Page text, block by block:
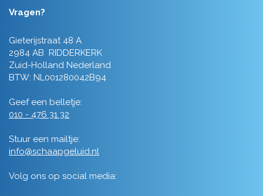
Vragen?
Gieterijstraat 48 A
2984 AB RIDDERKERK
Zuid-Holland Nederland
BTW: NL001280042B94
Geef een belletje:
010 - 476 31 32
Stuur een mailtje:
info@schaapgeluid.nl
Volg ons op social media: